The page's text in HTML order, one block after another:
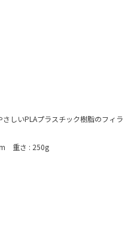
しいPLAプラスチック樹脂のフィラ
重さ : 250g